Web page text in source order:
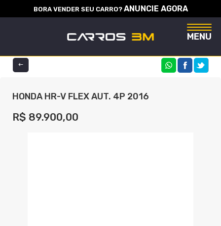
BORA VENDER SEU CARRO? ANUNCIE AGORA
MENU
HONDA HR-V FLEX AUT. 4P 2016
R$ 89.900,00